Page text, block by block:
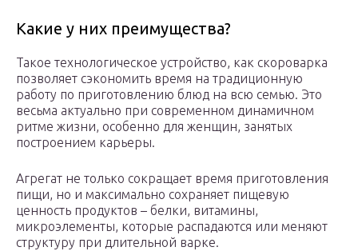
Какие у них преимущества?
Такое технологическое устройство, как скороварка
позволяет сэкономить время на традиционную
работу по приготовлению блюд на всю семью. Это
весьма актуально при современном динамичном
ритме жизни, особенно для женщин, занятых
построением карьеры.
Агрегат не только сокращает время приготовления
пищи, но и максимально сохраняет пищевую
ценность продуктов – белки, витамины,
микроэлементы, которые распадаются или меняют
структуру при длительной варке.